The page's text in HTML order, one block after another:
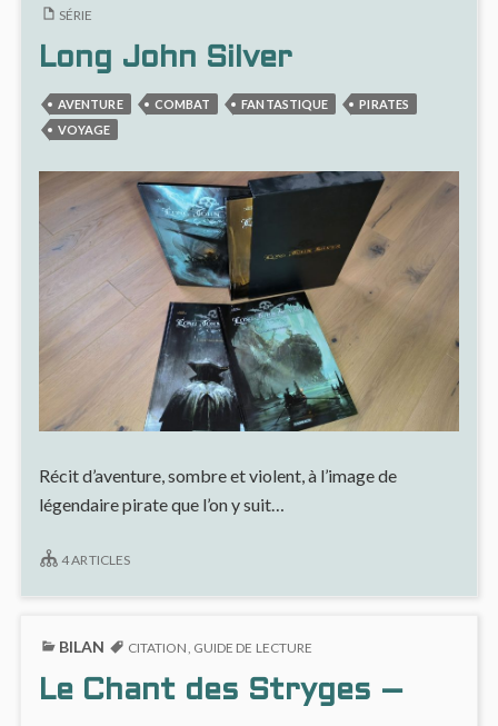
DANS
RÉCIT
OPAQUE
SÉRIE
Long John Silver
AVENTURE COMBAT FANTASTIQUE
PIRATES
VOYAGE
Récit d’aventure, sombre et violent, à l’image de
légendaire pirate que l’on y suit…
4 ARTICLES
BILAN CITATION, GUIDE DE LECTURE
Le Chant des Stryges –